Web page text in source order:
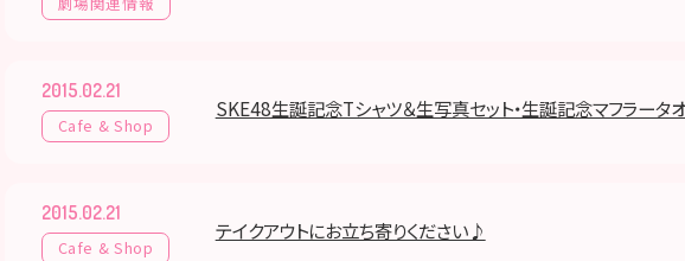
2015.02.21
Cafe & Shop
SKE48生誕記念Tシャツ＆生写真セット・生誕記念マフラー
2015.02.21
Cafe & Shop
テイクアウトにお立ち寄りください♪